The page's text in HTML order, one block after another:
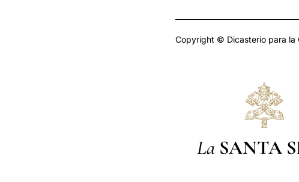
Copyright © Dicasterio para la
La SANTA